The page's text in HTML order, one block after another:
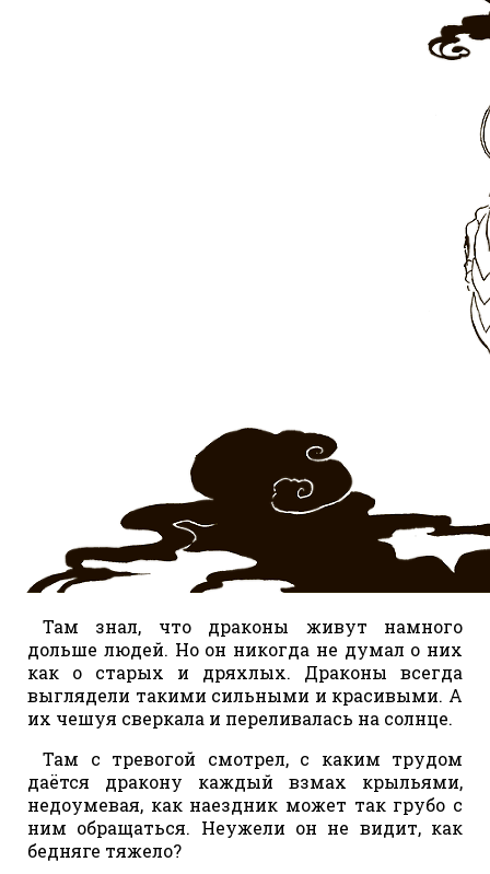
Там знал, что драконы живут намного
дольше людей. Но он никогда не думал о них
как о старых и дряхлых. Драконы всегда
выглядели такими сильными и красивыми. А
их чешуя сверкала и переливалась на солнце.
Там с тревогой смотрел, с каким трудом
даётся дракону каждый взмах крыльями,
недоумевая, как наездник может так грубо с
ним обращаться. Неужели он не видит, как
бедняге тяжело?